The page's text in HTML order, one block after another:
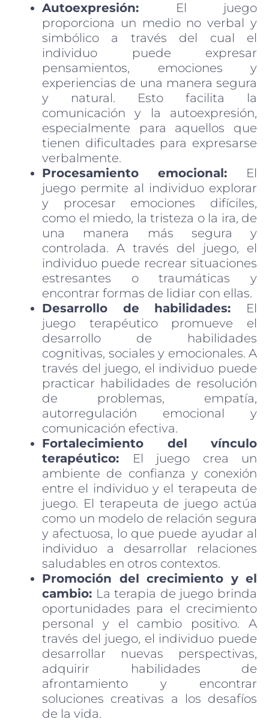
Autoexpresión: El juego
proporciona un medio no verbal y
simbólico a través del cual el
individuo puede expresar
pensamientos, emociones y
experiencias de una manera segura
y natural. Esto facilita la
comunicación y la autoexpresión,
especialmente para aquellos que
tienen dificultades para expresarse
verbalmente.
Procesamiento emocional: El
juego permite al individuo explorar
y procesar emociones difíciles,
como el miedo, la tristeza o la ira, de
una manera más segura y
controlada. A través del juego, el
individuo puede recrear situaciones
estresantes o traumáticas y
encontrar formas de lidiar con ellas.
Desarrollo de habilidades: El
juego terapéutico promueve el
desarrollo de habilidades
cognitivas, sociales y emocionales. A
través del juego, el individuo puede
practicar habilidades de resolución
de problemas, empatía,
autorregulación emocional y
comunicación efectiva.
Fortalecimiento del vínculo
terapéutico:
El juego crea un
ambiente de confianza y conexión
entre el individuo y el terapeuta de
juego. El terapeuta de juego actúa
como un modelo de relación segura
y afectuosa, lo que puede ayudar al
individuo a desarrollar relaciones
saludables en otros contextos.
Promoción del crecimiento y el
cambio: La terapia de juego brinda
oportunidades para el crecimiento
personal y el cambio positivo. A
través del juego, el individuo puede
desarrollar nuevas perspectivas,
adquirir habilidades de
afrontamiento y encontrar
soluciones creativas a los desafíos
de la vida.